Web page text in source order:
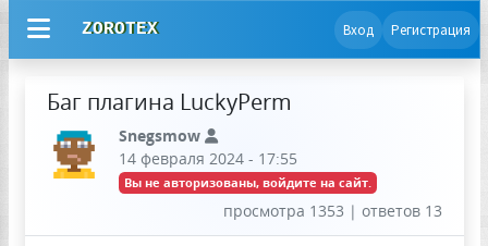
ZOROTEX Вход Регистрация
Баг плагина LuckyPerm
Snegsmow
14 февраля 2024 - 17:55
Вы не авторизованы, войдите на сайт.
просмотра 1353 | ответов 13